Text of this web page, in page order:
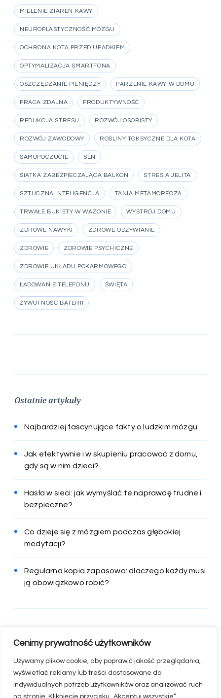
Cenimy prywatność użytkowników
Używamy plików cookie, aby poprawić jakość przeglądania,
wyświetlać reklamy lub treści dostosowane do
indywidualnych potrzeb użytkowników oraz analizować ruch
na stronie. Kliknięcie przycisku „Akceptuj wszystkie”
MIELENIE ZIAREN KAWY
NEUROPLASTYCZNOŚĆ MÓZGU
OCHRONA KOTA PRZED UPADKIEM
OPTYMALIZACJA SMARTFONA
OSZCZĘDZANIE PIENIĘDZY PARZENIE KAWY W DOMU
PRACA ZDALNA PRODUKTYWNOŚĆ
REDUKCJA STRESU ROZWÓJ OSOBISTY
ROZWÓJ ZAWODOWY ROŚLINY TOKSYCZNE DLA KOTA
SAMOPOCZUCIE SEN
SIATKA ZABEZPIECZAJĄCA BALKON STRES A JELITA
SZTUCZNA INTELIGENCJA TANIA METAMORFOZA
TRWAŁE BUKIETY W WAZONIE WYSTRÓJ DOMU
ZDROWE NAWYKI ZDROWE ODŻYWIANIE
ZDROWIE ZDROWIE PSYCHICZNE
ZDROWIE UKŁADU POKARMOWEGO
ŁADOWANIE TELEFONU ŚWIĘTA
ŻYWOTNOŚĆ BATERII
Ostatnie artykuły
Najbardziej fascynujące fakty o ludzkim mózgu
Jak efektywnie i w skupieniu pracować z domu,
gdy są w nim dzieci?
Hasła w sieci: jak wymyślać te naprawdę trudne i
bezpieczne?
Co dzieje się z mózgiem podczas głębokiej
medytacji?
Regularna kopia zapasowa: dlaczego każdy musi
ją obowiązkowo robić?